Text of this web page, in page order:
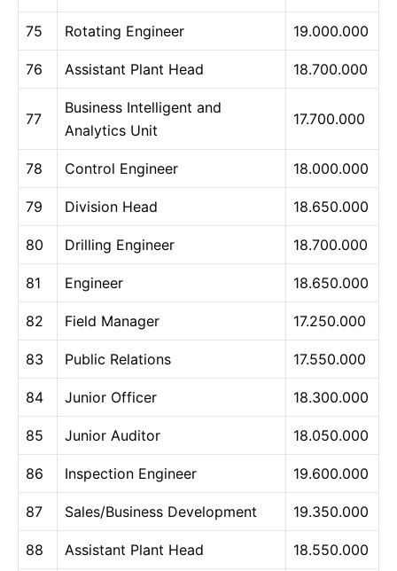
75 Rotating Engineer 19.000.000
76 Assistant Plant Head 18.700.000
77
Business Intelligent and
Analytics Unit
17.700.000
78 Control Engineer 18.000.000
79 Division Head 18.650.000
80 Drilling Engineer 18.700.000
81 Engineer 18.650.000
82 Field Manager 17.250.000
83 Public Relations 17.550.000
84 Junior Officer 18.300.000
85 Junior Auditor 18.050.000
86 Inspection Engineer 19.600.000
87 Sales/Business Development 19.350.000
88 Assistant Plant Head 18.550.000